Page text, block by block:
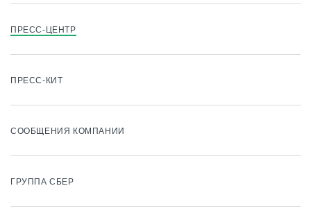
ПРЕСС-ЦЕНТР
ПРЕСС-КИТ
СООБЩЕНИЯ КОМПАНИИ
ГРУППА СБЕР